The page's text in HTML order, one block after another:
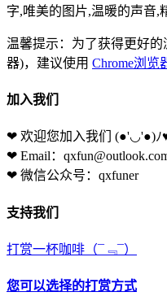
字,唯美的图片,温暖的声音,
温馨提示：为了获得更好
器)，建议使用 Chrome浏览
加入我们
❤ 欢迎您加入我们 (●'◡'●)ﾉ
❤ Email：
❤ 微信公众号：qxfuner
支持我们
打赏一杯咖啡 （¯﹃¯）
您可以选择的打赏方式